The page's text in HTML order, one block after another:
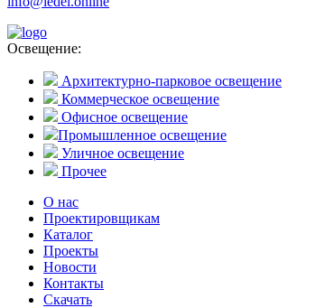
Освещение:
Архитектурно-парковое освещение
Коммерческое освещение
Офисное освещение
Промышленное освещение
Уличное освещение
Прочее
О нас
Проектировщикам
Каталог
Проекты
Новости
Контакты
Скачать